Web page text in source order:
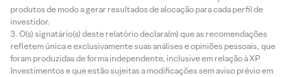
produtos de modo a gerar resultados de alocação para cada perfil de
investidor.
O(s) signatário(s) deste relatório declara(m) que as recomendações
refletem única e exclusivamente suas análises e opiniões pessoais, que
foram produzidas de forma independente, inclusive em relação à XP
Investimentos e que estão sujeitas a modificações sem aviso prévio em